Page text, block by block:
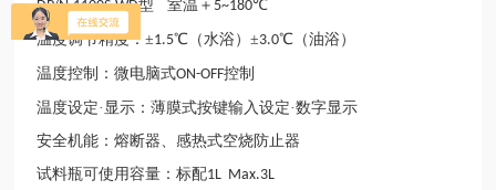
DP/N-1100S-WD型 室温＋ 5~180℃
温度调节精度：±1.5℃（水浴）±3.0℃（油浴）
温度控制：微电脑式ON-OFF控制
温度设定·显示：薄膜式按键输入设定·数字显示
安全机能：熔断器、感热式空烧防止器
试料瓶可使用容量：标配1L Max.3L